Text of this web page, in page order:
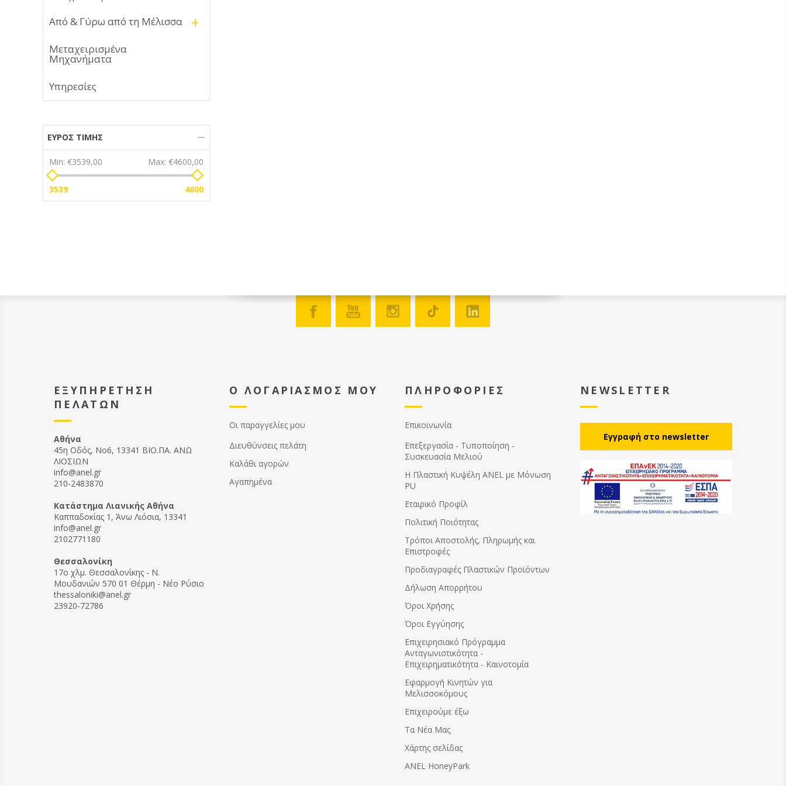
Από & Γύρω από τη Μέλισσα +
Μεταχειρισμένα
Μηχανήματα
Υπηρεσίες
ΕΎΡΟΣ ΤΙΜΉΣ
Min: €3539,00 Max: €4600,00
3539 4600
ΕΞΥΠΗΡΕΤΗΣΗ
ΠΕΛΑΤΩΝ
Αθήνα
45η Οδός, Νο6, 13341 ΒΙΟ.ΠΑ. ΑΝΩ
ΛΙΟΣΙΩΝ
info@anel.gr
210-2483870
Kατάστημα Λιανικής Αθήνα
Καππαδοκίας 1, Άνω Λιόσια, 13341
info@anel.gr
2102771180
Θεσσαλονίκη
17ο χλμ. Θεσσαλονίκης - Ν.
Μουδανιών 570 01 Θέρμη - Νέο Ρύσιο
thessaloniki@anel.gr
23920-72786
Ο ΛΟΓΑΡΙΑΣΜΟΣ ΜΟΥ
Οι παραγγελίες μου
Διευθύνσεις πελάτη
Καλάθι αγορών
Αγαπημένα
ΠΛΗΡΟΦΟΡΙΕΣ
Επικοινωνία
Επεξεργασία - Τυποποίηση -
Συσκευασία Μελιού
Η Πλαστική Κυψέλη ANEL με Μόνωση
PU
Εταιρικό Προφίλ
Πολιτική Ποιότητας
Τρόποι Αποστολής, Πληρωμής και
Επιστροφές
Προδιαγραφές Πλαστικών Προϊόντων
Δήλωση Απορρήτου
Όροι Χρήσης
Όροι Εγγύησης
Eπιχειρησιακό Πρόγραμμα
Ανταγωνιστικότητα -
Επιχειρηματικότητα - Καινοτομία
Εφαρμογή Κινητών για
Μελισσοκόμους
Επιχειρούμε έξω
Τα Νέα Μας
Χάρτης σελίδας
ANEL HoneyPark
NEWSLETTER
Eγγραφή στο newsletter